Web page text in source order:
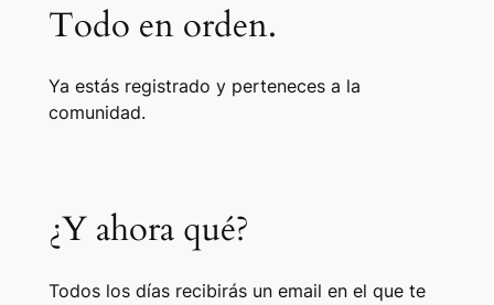
Todo en orden.
Ya estás registrado y perteneces a la
comunidad.
¿Y ahora qué?
Todos los días recibirás un email en el que te